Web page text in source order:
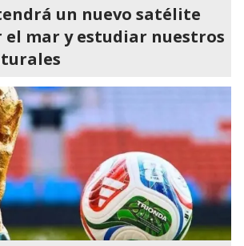
un nuevo satélite
mar y estudiar nuestros